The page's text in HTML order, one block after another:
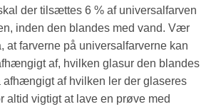
der tilsættes 6 % af universalfarven
inden den blandes med vand. Vær
at farverne på universalfarverne kan
af, hvilken glasur den blandes
afhængigt af hvilken ler der glaseres
altid vigtigt at lave en prøve med